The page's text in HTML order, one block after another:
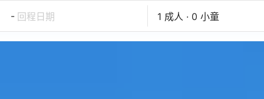
- 回程日期 1 成人 · 0 小童